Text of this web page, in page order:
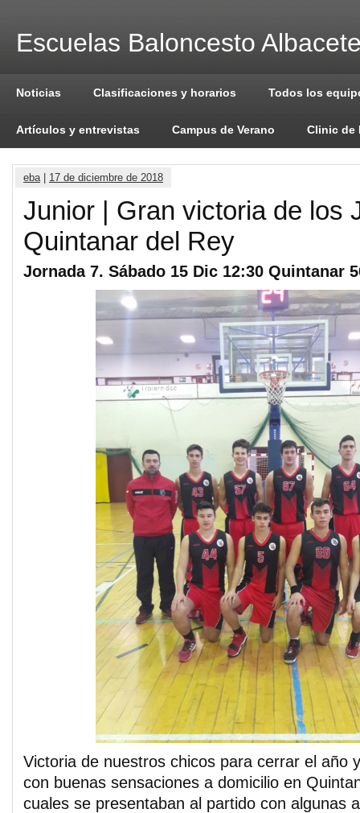
Escuelas Baloncesto
Noticias Clasificaciones y horarios Todos los
Artículos y entrevistas Campus de Verano Clinic de
eba| 17 de diciembre de 2018
Junior | Gran victoria de los
Quintanar del Rey
Jornada 7. Sábado 15 Dic 12:30 Quintanar
Victoria de nuestros chicos para cerrar el año
con buenas sensaciones a domicilio en
cuales se presentaban al partido con algunas